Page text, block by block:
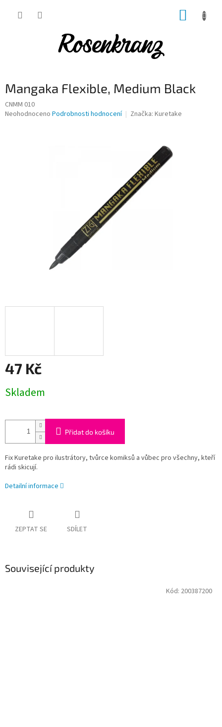
Mangaka Flexible, Medium Black
CNMM 010
Průměrné
Neohodnoceno Podrobnosti hodnocení Značka: Kuretake
47 Kč
cena:
Skladem
Přidat do košíku
Fix Kuretake pro ilustrátory, tvůrce komiksů a vůbec pro všechny, kteří
rádi skicují.
Detailní informace
ZEPTAT SE SDÍLET
Související produkty
Kód: 200387200